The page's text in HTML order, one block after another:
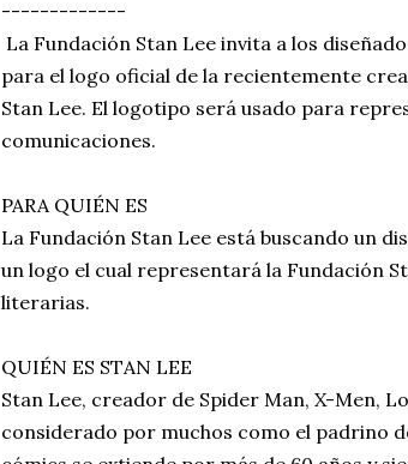
-------------
La Fundación Stan Lee invita a los
para el logo oficial de la recientemente
Stan Lee. El logotipo será usado para
comunicaciones.
PARA QUIÉN ES
La Fundación Stan Lee está buscando un
un logo el cual representará la Fundación
literarias.
QUIÉN ES STAN LEE
Stan Lee, creador de Spider Man, X-Men,
considerado por muchos como el padrino